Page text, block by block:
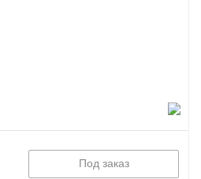
Под заказ